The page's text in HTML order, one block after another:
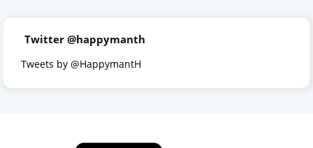
Twitter @happymanth
Tweets by @HappymantH